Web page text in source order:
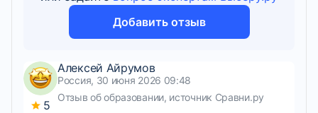
Добавить отзыв
5
Алексей Айрумов
Россия, 30 июня 2026 09:48
Отзыв об образовании, источник Сравни.ру